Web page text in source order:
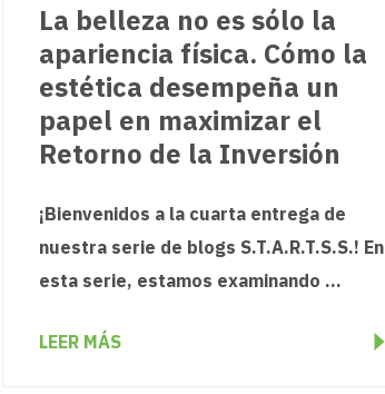
La belleza no es sólo la
apariencia física. Cómo la
estética desempeña un
papel en maximizar el
Retorno de la Inversión
¡Bienvenidos a la cuarta entrega de
nuestra serie de blogs S.T.A.R.T.S.S.! En
esta serie, estamos examinando ...
LEER MÁS